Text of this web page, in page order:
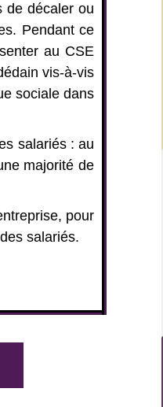
de décaler ou
Pendant ce
au CSE
vis-à-vis
sociale dans
salariés : au
majorité de
pour
salariés.